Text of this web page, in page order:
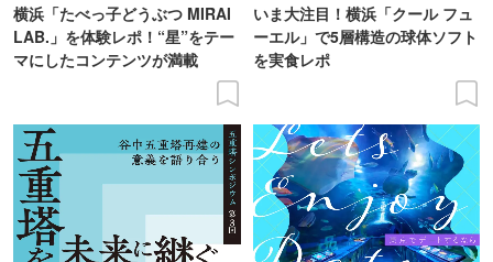
横浜「たべっ子どうぶつ MIRAI
LAB.」を体験レポ！“星”をテー
マにしたコンテンツが満載
いま大注目！横浜「クール フュ
ーエル」で5層構造の球体ソフト
を実食レポ